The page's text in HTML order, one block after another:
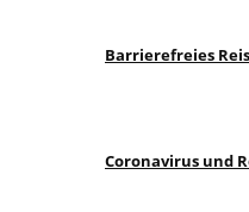
Barrierefreies
Coronavirus und